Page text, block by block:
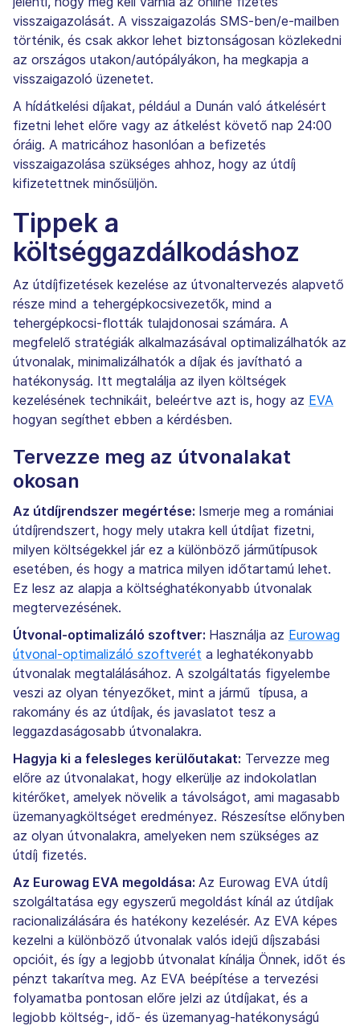
visszaigazolását. A visszaigazolás SMS-ben/e-mailben
történik, és csak akkor lehet biztonságosan közlekedni
az országos utakon/autópályákon, ha megkapja a
visszaigazoló üzenetet.
A hídátkelési díjakat, például a Dunán való átkelésért
fizetni lehet előre vagy az átkelést követő nap 24:00
óráig. A matricához hasonlóan a befizetés
visszaigazolása szükséges ahhoz, hogy az útdíj
kifizetettnek minősüljön.
Tippek a
költséggazdálkodáshoz
Az útdíjfizetések kezelése az útvonaltervezés alapvető
része mind a tehergépkocsivezetők, mind a
tehergépkocsi-flották tulajdonosai számára. A
megfelelő stratégiák alkalmazásával optimalizálhatók az
útvonalak, minimalizálhatók a díjak és javítható a
hatékonyság. Itt megtalálja az ilyen költségek
kezelésének technikáit, beleértve azt is, hogy az EVA
hogyan segíthet ebben a kérdésben.
Tervezze meg az útvonalakat
okosan
Az útdíjrendszer megértése: Ismerje meg a romániai
útdíjrendszert, hogy mely utakra kell útdíjat fizetni,
milyen költségekkel jár ez a különböző járműtípusok
esetében, és hogy a matrica milyen időtartamú lehet.
Ez lesz az alapja a költséghatékonyabb útvonalak
megtervezésének.
Útvonal-optimalizáló szoftver: Használja az Eurowag
útvonal-optimalizáló szoftverét a leghatékonyabb
útvonalak megtalálásához. A szolgáltatás figyelembe
veszi az olyan tényezőket, mint a jármű típusa, a
rakomány és az útdíjak, és javaslatot tesz a
leggazdaságosabb útvonalakra.
Hagyja ki a felesleges kerülőutakat: Tervezze meg
előre az útvonalakat, hogy elkerülje az indokolatlan
kitérőket, amelyek növelik a távolságot, ami magasabb
üzemanyagköltséget eredményez. Részesítse előnyben
az olyan útvonalakra, amelyeken nem szükséges az
útdíj fizetés.
Az Eurowag EVA megoldása: Az Eurowag EVA útdíj
szolgáltatása egy egyszerű megoldást kínál az útdíjak
racionalizálására és hatékony kezelésér. Az EVA képes
kezelni a különböző útvonalak valós idejű díjszabási
opcióit, és így a legjobb útvonalat kínálja Önnek, időt és
pénzt takarítva meg. Az EVA beépítése a tervezési
folyamatba pontosan előre jelzi az útdíjakat, és a
legjobb költség-, idő- és üzemanyag-hatékonyságú